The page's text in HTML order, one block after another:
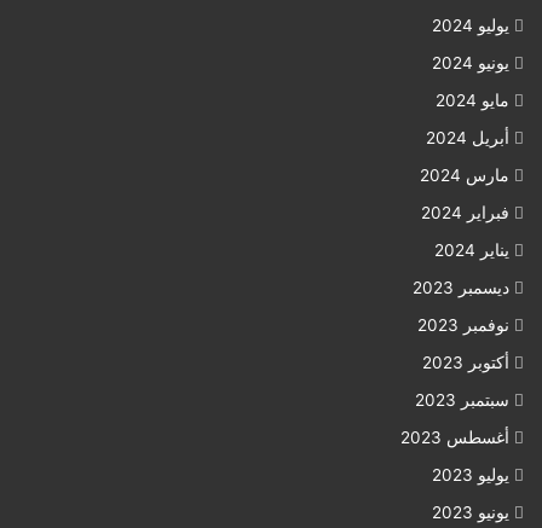
يوليو 2024
يونيو 2024
مايو 2024
أبريل 2024
مارس 2024
فبراير 2024
يناير 2024
ديسمبر 2023
نوفمبر 2023
أكتوبر 2023
سبتمبر 2023
أغسطس 2023
يوليو 2023
يونيو 2023